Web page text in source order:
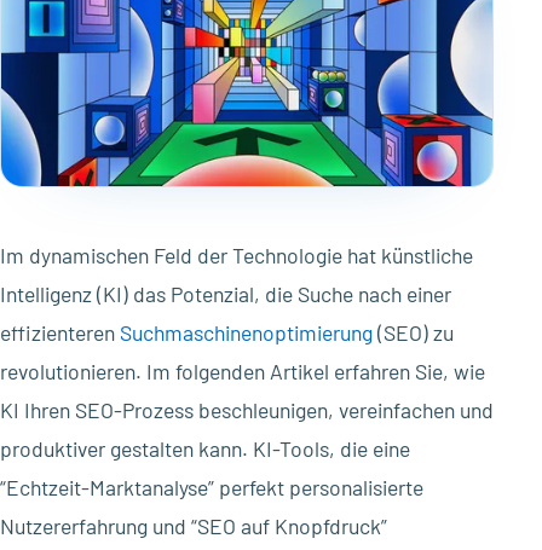
Im dynamischen Feld der Technologie hat künstliche
Intelligenz (KI) das Potenzial, die Suche nach einer
effizienteren Suchmaschinenoptimierung(SEO) zu
revolutionieren. Im folgenden Artikel erfahren Sie, wie
KI Ihren SEO-Prozess beschleunigen, vereinfachen und
produktiver gestalten kann. KI-Tools, die eine
“Echtzeit-Marktanalyse” perfekt personalisierte
Nutzererfahrung und “SEO auf Knopfdruck”